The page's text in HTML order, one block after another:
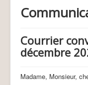
Plan de tir
Secteur 1
Secteur 2
Secteur 3
Tirs
Courrier
décembre
Madame, Monsieur,